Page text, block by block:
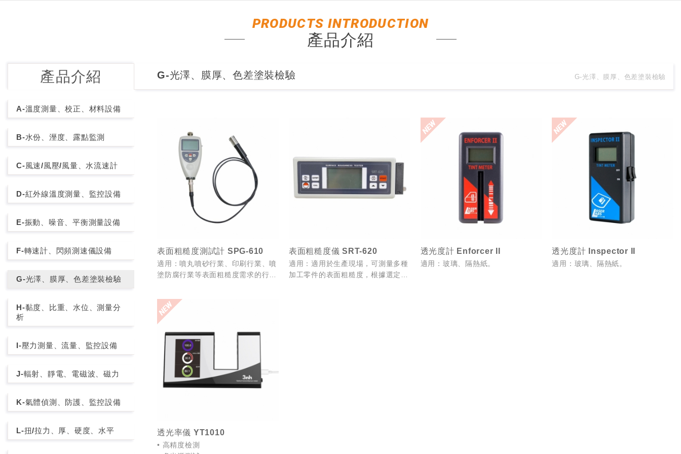
PRODUCTS INTRODUCTION
產品介紹
產品介紹
A-溫度測量、校正、材料設備
B-水份、溼度、露點監測
C-風速/風壓/風量、水流速計
D-紅外線溫度測量、監控設備
E-振動、噪音、平衡測量設備
F-轉速計、閃頻測速儀設備
G-光澤、膜厚、色差塗裝檢驗
H-黏度、比重、水位、測量分
析
I-壓力測量、流量、監控設備
J-輻射、靜電、電磁波、磁力
K-氣體偵測、防護、監控設備
L-扭/拉力、厚、硬度、水平
G-光澤、膜厚、色差塗裝檢驗
G-光澤、膜厚、色差塗裝檢驗
表面粗糙度測試計 SPG-610
適用：噴丸噴砂行業、印刷行業、噴
塗防腐行業等表面粗糙度需求的行業
表面粗糙度儀 SRT-620
適用：適用於生產現場，可測量多種
加工零件的表面粗糙度，根據選定的
透光度計 Enforcer II
適用：玻璃、隔熱紙。
透光度計 Inspector II
適用：玻璃、隔熱紙。
透光率儀 YT1010
• 高精度檢測